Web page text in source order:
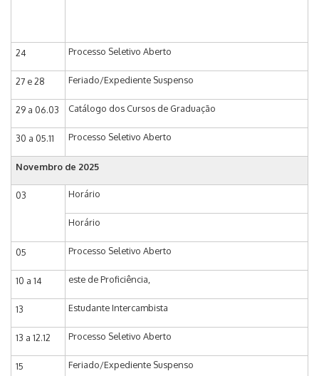
24 Processo Seletivo Aberto
27 e 28 Feriado/Expediente Suspenso
29 a 06.03 Catálogo dos Cursos de Graduação
30 a 05.11 Processo Seletivo Aberto
Novembro de 2025
03 Horário
Horário
05 Processo Seletivo Aberto
10 a 14 este de Proficiência,
13 Estudante Intercambista
13 a 12.12 Processo Seletivo Aberto
15 Feriado/Expediente Suspenso